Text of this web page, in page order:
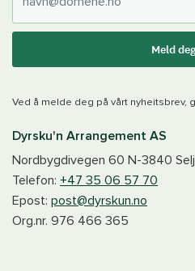
Meld
Ved å melde deg på vårt nyheitsbrev,
Dyrsku'n Arrangement AS
Nordbygdivegen 60 N-3840
Telefon: +47 35 06 57 70
Epost: post@dyrskun.no
Org.nr. 976 466 365